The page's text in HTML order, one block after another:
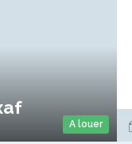
A louer